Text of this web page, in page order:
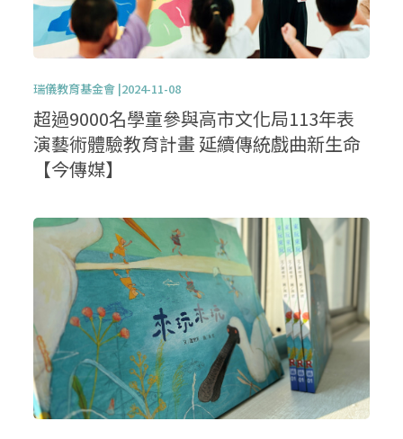
瑞儀教育基金會 |2024-11-08
超過9000名學童參與高市文化局113年表
演藝術體驗教育計畫 延續傳統戲曲新生命
【今傳媒】